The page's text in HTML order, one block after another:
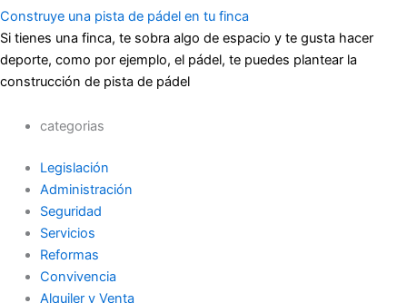
Construye una pista de pádel en tu finca
Si tienes una finca, te sobra algo de espacio y te gusta hacer
deporte, como por ejemplo, el pádel, te puedes plantear la
construcción de pista de pádel
categorias
Legislación
Administración
Seguridad
Servicios
Reformas
Convivencia
Alquiler y Venta